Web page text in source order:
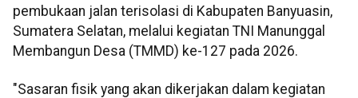
pembukaan jalan terisolasi di Kabupaten Banyuasin,
Sumatera Selatan, melalui kegiatan TNI Manunggal
Membangun Desa (TMMD) ke-127 pada 2026.
"Sasaran fisik yang akan dikerjakan dalam kegiatan